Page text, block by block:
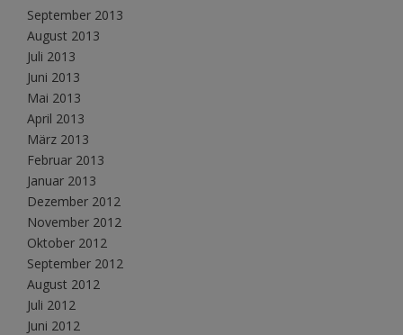
September 2013
August 2013
Juli 2013
Juni 2013
Mai 2013
April 2013
März 2013
Februar 2013
Januar 2013
Dezember 2012
November 2012
Oktober 2012
September 2012
August 2012
Juli 2012
Juni 2012